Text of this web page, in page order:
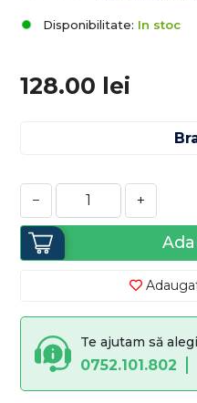
Disponibilitate: In stoc
128.00 lei
− +
Te ajutam să
0752.101.802